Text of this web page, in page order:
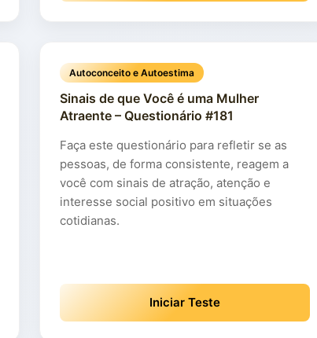
Autoconceito e Autoestima
Sinais de que Você é uma Mulher
Atraente – Questionário #181
Faça este questionário para refletir se as
pessoas, de forma consistente, reagem a
você com sinais de atração, atenção e
interesse social positivo em situações
cotidianas.
Iniciar Teste